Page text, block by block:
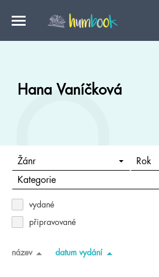
Hana Vaníčková
Žánr Rok
Kategorie
vydané
připravované
název datum vydání